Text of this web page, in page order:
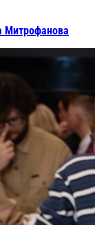
Митрофанова